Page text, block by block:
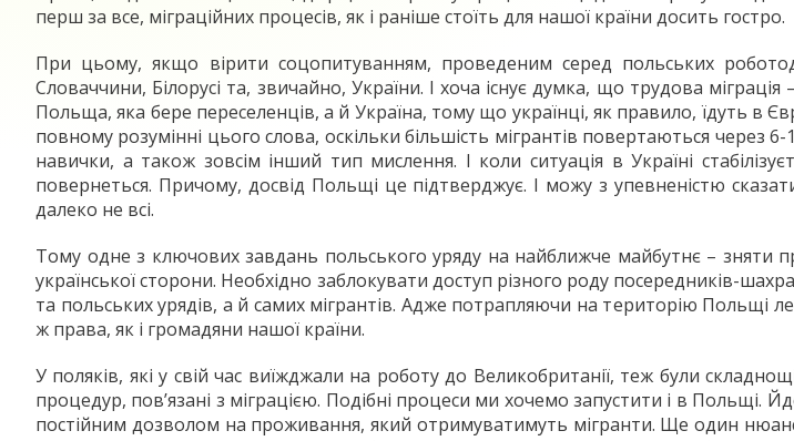
перш за все, міграційних процесів, як і раніше стоїть для нашої країни досить гостро.
При цьому, якщо вірити соцопитуванням, проведеним серед польських
Словаччини, Білорусі та, звичайно, України. І хоча існує думка, що трудова
Польща, яка бере переселенців, а й Україна, тому що українці, як правило, їдуть в
повному розумінні цього слова, оскільки більшість мігрантів повертаються через
навички, а також зовсім інший тип мислення. І коли ситуація в Україні
повернеться. Причому, досвід Польщі це підтверджує. І можу з упевненістю
далеко не всі.
Тому одне з ключових завдань польського уряду на найближче майбутнє – зняти
української сторони. Необхідно заблокувати доступ різного роду посередників-
та польських урядів, а й самих мігрантів. Адже потрапляючи на територію
ж права, як і громадяни нашої країни.
У поляків, які у свій час виїжджали на роботу до Великобританії, теж були
процедур, пов’язані з міграцією. Подібні процеси ми хочемо запустити і в
постійним дозволом на проживання, який отримуватимуть мігранти. Ще один